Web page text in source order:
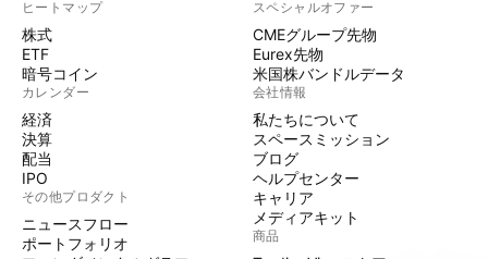
ヒートマップ
株式
ETF
暗号コイン
カレンダー
経済
決算
配当
IPO
その他プロダクト
ニュースフロー
ポートフォリオ
スペシャルオファー
CMEグループ先物
Eurex先物
米国株バンドルデータ
会社情報
私たちについて
スペースミッション
ブログ
ヘルプセンター
キャリア
メディアキット
商品